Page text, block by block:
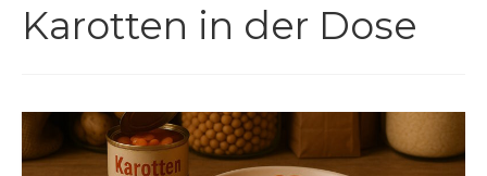
Haustiervorrat
Karotten in der Dose